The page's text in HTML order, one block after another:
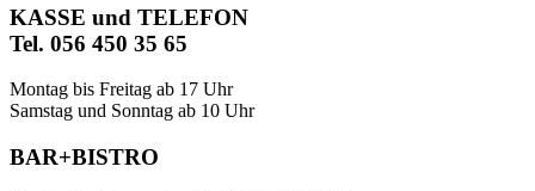
KASSE und TELEFON
Tel. 056 450 35 65
Montag bis Freitag ab 17 Uhr
Samstag und Sonntag ab 10 Uhr
BAR+BISTRO